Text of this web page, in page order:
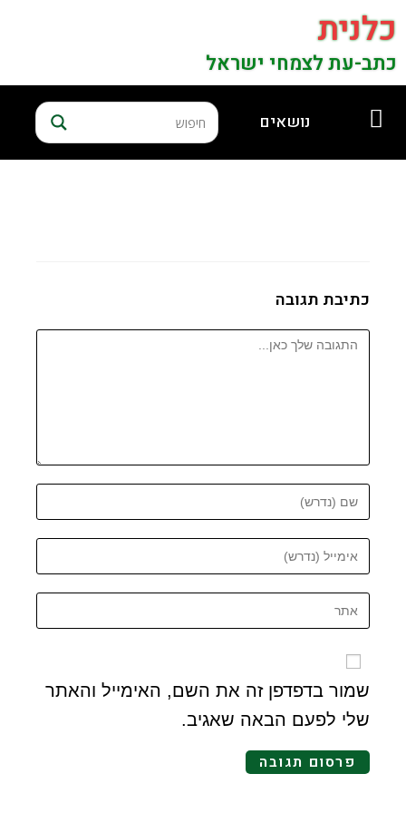
כלנית
כתב-עת לצמחי ישראל
נושאים
כתיבת תגובה
שמור בדפדפן זה את השם, האימייל והאתר
שלי לפעם הבאה שאגיב.